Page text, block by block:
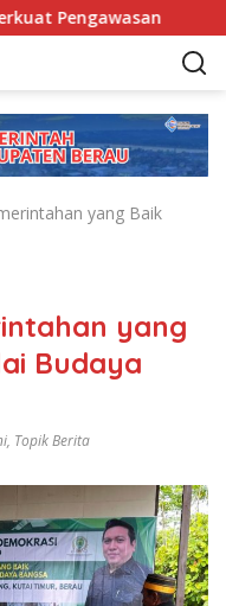
yang Baik
yang
Budaya
, Topik Berita